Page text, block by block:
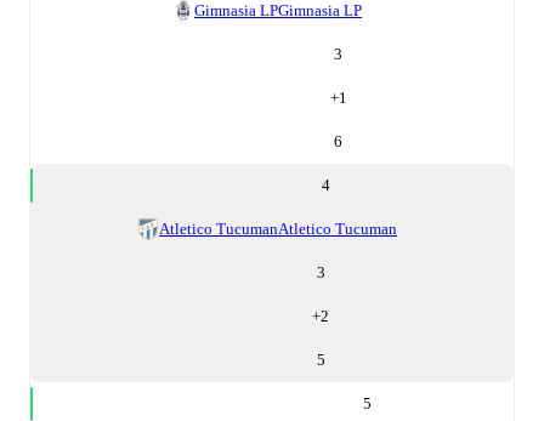
Gimnasia LPGimnasia LP
3
+1
6
4
Atletico TucumanAtletico Tucuman
3
+2
5
5